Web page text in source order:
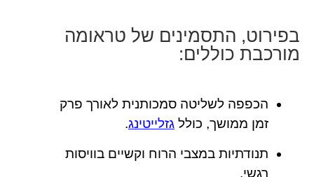
בפירוט, התסמינים של טראומה
מורכבת כוללים:
הכפפה לשליטה סמכותנית לאורך פרק
זמן ממושך, כולל גזלייטינג.
תנודתיות במצבי הרוח וקשיים בוויסות
רגשי.